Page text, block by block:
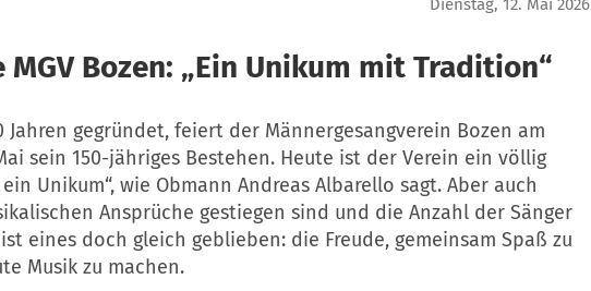
Dienstag, 12. Mai 2026
MGV Bozen: „Ein Unikum mit Tradition“
Jahren gegründet, feiert der Männergesangverein Bozen am
sein 150-jähriges Bestehen. Heute ist der Verein ein völlig
Unikum“, wie Obmann Andreas Albarello sagt. Aber auch
Ansprüche gestiegen sind und die Anzahl der Sänger
eines doch gleich geblieben: die Freude, gemeinsam Spaß zu
Musik zu machen.